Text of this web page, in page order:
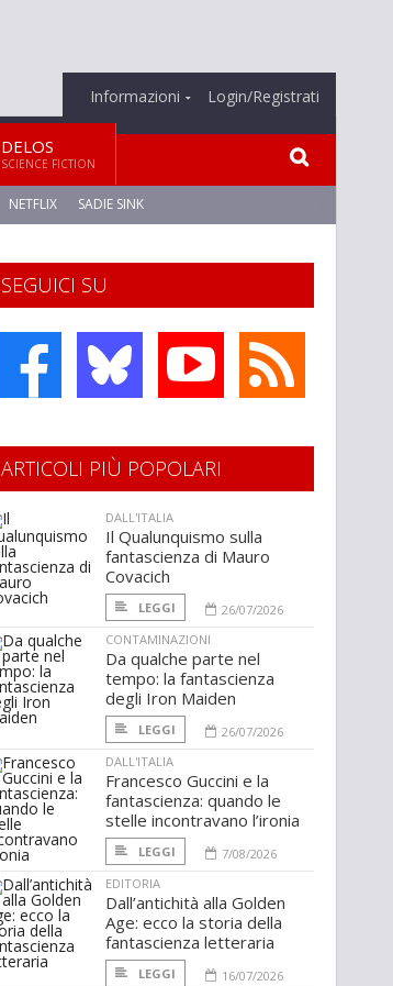
Informazioni Login/Registrati
DELOS
SCIENCE FICTION
NETFLIX SADIE SINK
SEGUICI SU
ARTICOLI PIÙ POPOLARI
DALL'ITALIA
Il Qualunquismo sulla
fantascienza di Mauro
Covacich
LEGGI
26/07/2026
CONTAMINAZIONI
Da qualche parte nel
tempo: la fantascienza
degli Iron Maiden
LEGGI
26/07/2026
DALL'ITALIA
Francesco Guccini e la
fantascienza: quando le
stelle incontravano l’ironia
LEGGI
7/08/2026
EDITORIA
Dall’antichità alla Golden
Age: ecco la storia della
fantascienza letteraria
LEGGI
16/07/2026